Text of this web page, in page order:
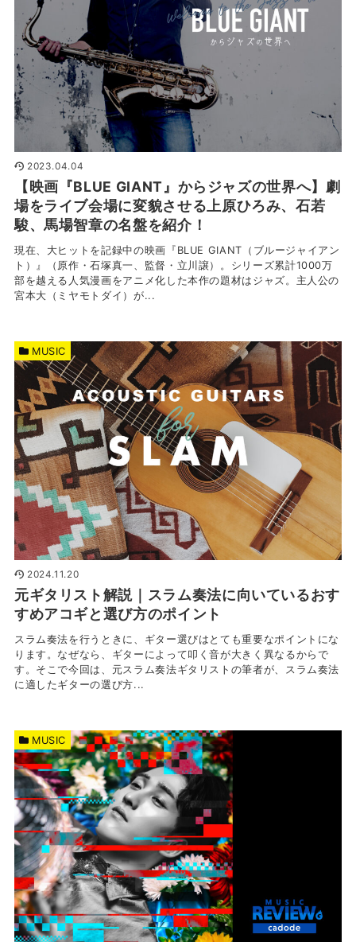
2023.04.04
【映画『BLUE GIANT』からジャズの世界へ】劇
場をライブ会場に変貌させる上原ひろみ、石若
駿、馬場智章の名盤を紹介！
現在、大ヒットを記録中の映画『BLUE GIANT（ブルージャイアン
ト）』（原作・石塚真一、監督・立川譲）。シリーズ累計1000万
部を越える人気漫画をアニメ化した本作の題材はジャズ。主人公の
宮本大（ミヤモトダイ）が...
2024.11.20
元ギタリスト解説｜スラム奏法に向いているおす
すめアコギと選び方のポイント
スラム奏法を行うときに、ギター選びはとても重要なポイントにな
ります。なぜなら、ギターによって叩く音が大きく異なるからで
す。そこで今回は、元スラム奏法ギタリストの筆者が、スラム奏法
に適したギターの選び方...
MUSIC
MUSIC